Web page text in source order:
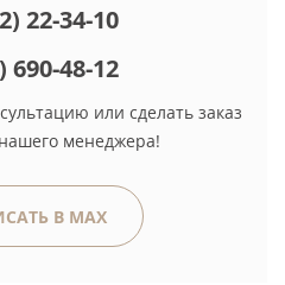
22-34-10
690-48-12
или сделать заказ
менеджера!
В MAX